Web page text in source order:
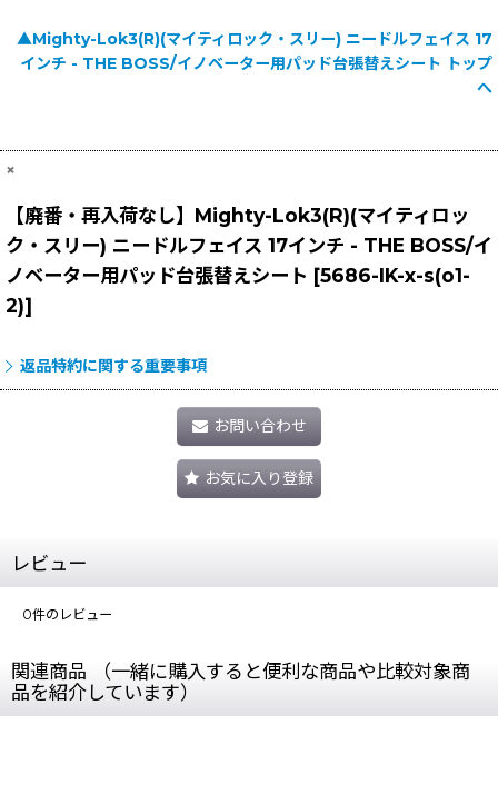
▲Mighty-Lok3(R)(マイティロック・スリー) ニードルフェイス 17
インチ - THE BOSS/イノベーター用パッド台張替えシート トップ
へ
×
【廃番・再入荷なし】Mighty-Lok3(R)(マイティロッ
ク・スリー) ニードルフェイス 17インチ - THE BOSS/イ
ノベーター用パッド台張替えシート [5686-IK-x-s(o1-
2)]
返品特約に関する重要事項
お問い合わせ
お気に入り登録
レビュー
0件のレビュー
関連商品 （一緒に購入すると便利な商品や比較対象商
品を紹介しています）